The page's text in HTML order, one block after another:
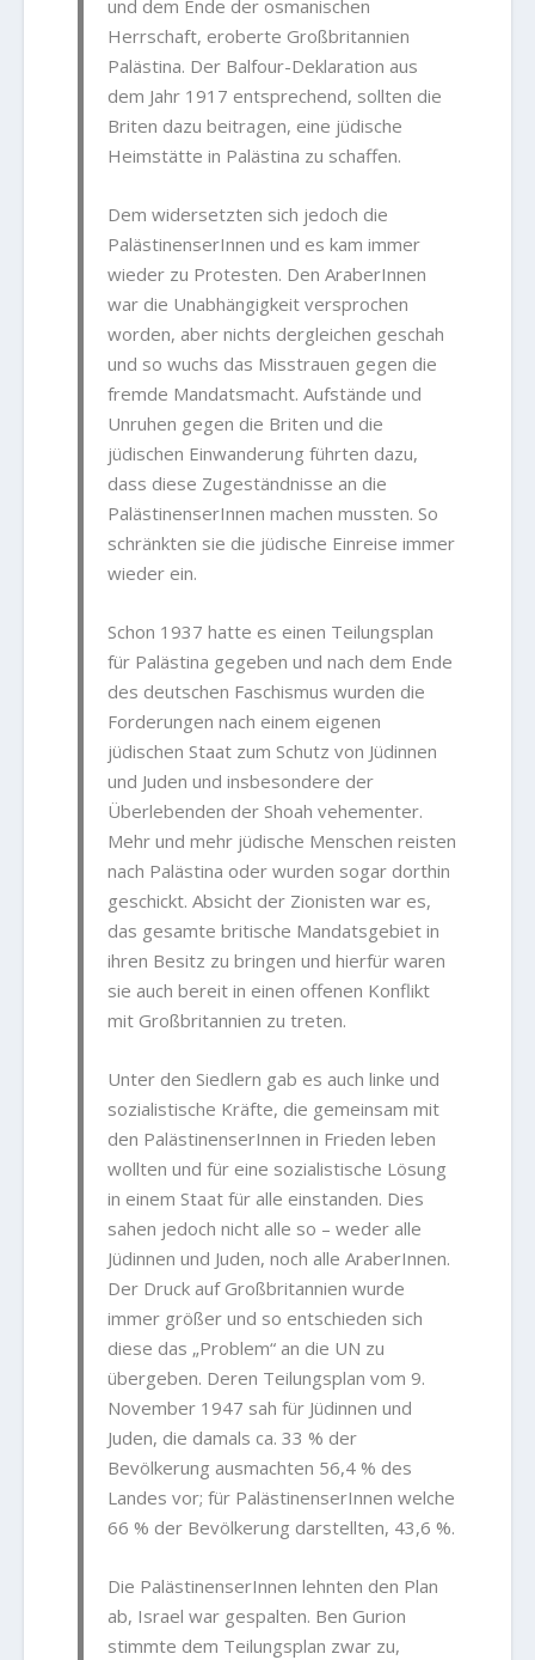
und dem Ende der osmanischen
Herrschaft, eroberte Großbritannien
Palästina. Der Balfour-Deklaration aus
dem Jahr 1917 entsprechend, sollten die
Briten dazu beitragen, eine jüdische
Heimstätte in Palästina zu schaffen.
Dem widersetzten sich jedoch die
PalästinenserInnen und es kam immer
wieder zu Protesten. Den AraberInnen
war die Unabhängigkeit versprochen
worden, aber nichts dergleichen geschah
und so wuchs das Misstrauen gegen die
fremde Mandatsmacht. Aufstände und
Unruhen gegen die Briten und die
jüdischen Einwanderung führten dazu,
dass diese Zugeständnisse an die
PalästinenserInnen machen mussten. So
schränkten sie die jüdische Einreise immer
wieder ein.
Schon 1937 hatte es einen Teilungsplan
für Palästina gegeben und nach dem Ende
des deutschen Faschismus wurden die
Forderungen nach einem eigenen
jüdischen Staat zum Schutz von Jüdinnen
und Juden und insbesondere der
Überlebenden der Shoah vehementer.
Mehr und mehr jüdische Menschen reisten
nach Palästina oder wurden sogar dorthin
geschickt. Absicht der Zionisten war es,
das gesamte britische Mandatsgebiet in
ihren Besitz zu bringen und hierfür waren
sie auch bereit in einen offenen Konflikt
mit Großbritannien zu treten.
Unter den Siedlern gab es auch linke und
sozialistische Kräfte, die gemeinsam mit
den PalästinenserInnen in Frieden leben
wollten und für eine sozialistische Lösung
in einem Staat für alle einstanden. Dies
sahen jedoch nicht alle so – weder alle
Jüdinnen und Juden, noch alle AraberInnen.
Der Druck auf Großbritannien wurde
immer größer und so entschieden sich
diese das „Problem“ an die UN zu
übergeben. Deren Teilungsplan vom 9.
November 1947 sah für Jüdinnen und
Juden, die damals ca. 33 % der
Bevölkerung ausmachten 56,4 % des
Landes vor; für PalästinenserInnen welche
66 % der Bevölkerung darstellten, 43,6 %.
Die PalästinenserInnen lehnten den Plan
ab, Israel war gespalten. Ben Gurion
stimmte dem Teilungsplan zwar zu,